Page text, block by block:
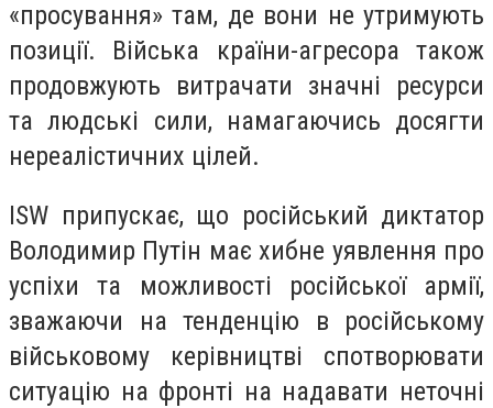
«просування» там, де вони не утримують
позиції. Війська країни-агресора також
продовжують витрачати значні ресурси
та людські сили, намагаючись досягти
нереалістичних цілей.
ISW припускає, що російський диктатор
Володимир Путін має хибне уявлення про
успіхи та можливості російської армії,
зважаючи на тенденцію в російському
військовому керівництві спотворювати
ситуацію на фронті на надавати неточні